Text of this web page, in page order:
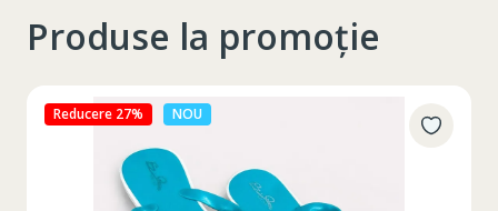
Produse la promoție
Reducere 27% NOU